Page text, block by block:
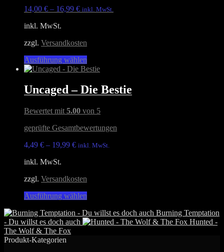
Die
der
Produktseite
gewählt
werden
14,00 € – 16,99 € inkl. MwSt.
inkl. MwSt.
zzgl. Versandkosten
Ausführung wählen
Produkt
mehrere
Varianten
Die
können
der
Uncaged – Die Bestie
Bewertet mit 5.00 von 5
geprüfte Gesamtbewertungen
4,49 € – 19,99 € inkl. MwSt.
inkl. MwSt.
zzgl. Versandkosten
Ausführung wählen
weist
mehrere
Burning Temptation
- Du willst es doch auch
Hunted -
The Wolf & The Fox
Produkt-Kategorien